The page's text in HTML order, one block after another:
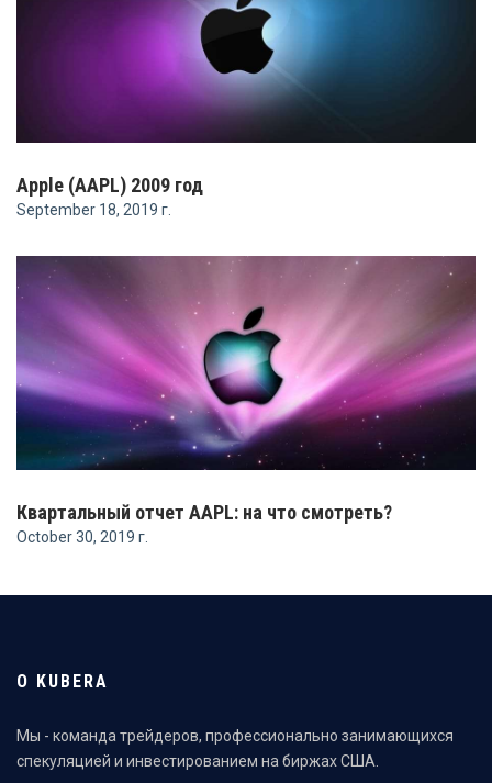
Apple (AAPL) 2009 год
September 18, 2019 г.
Квартальный отчет AAPL: на что смотреть?
October 30, 2019 г.
О KUBERA
Мы - команда трейдеров, профессионально занимающихся
спекуляцией и инвестированием на биржах США.